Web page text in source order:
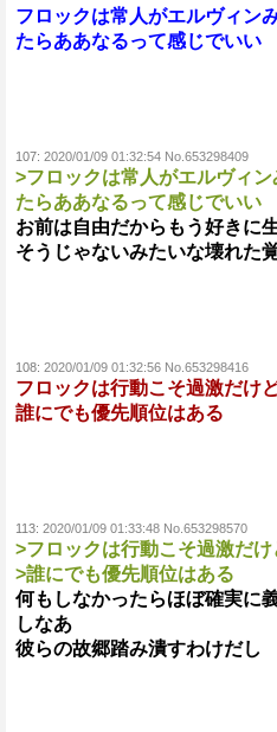
フロックは常人がエルヴィン
たらああなるって感じでいい
107: 2020/01/09 01:32:54 No.653298409
>フロックは常人がエルヴィ
たらああなるって感じでいい
お前は自由だからもう好きに
そうじゃないみたいな壊れた
108: 2020/01/09 01:32:56 No.653298416
フロックは行動こそ過激だけ
誰にでも優先順位はある
113: 2020/01/09 01:33:48 No.653298570
>フロックは行動こそ過激だ
>誰にでも優先順位はある
何もしなかったらほぼ確実に
しなあ
彼らの故郷踏み潰すわけだし